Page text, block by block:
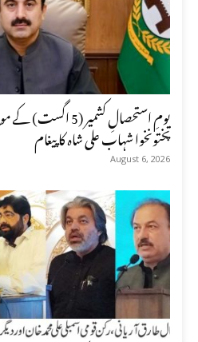
یومِ استحصالِ کشمیر
پختونخوا شہاب علی شاہ کا پیغام
August 6, 2026